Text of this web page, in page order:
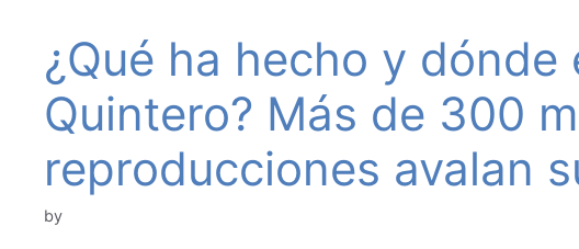
¿Qué ha hecho y dónde
Quintero? Más de 300
reproducciones avalan
by